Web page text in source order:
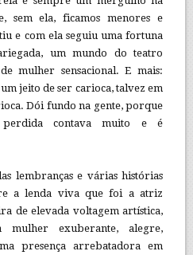
sem ela, ficamos menores e
e com ela seguiu uma fortuna
um mundo do teatro
mulher sensacional. E mais:
jeito de ser carioca, talvez em
Dói fundo na gente, porque
contava muito e é
lembranças e várias histórias
a lenda viva que foi a atriz
de elevada voltagem artística,
exuberante, alegre,
presença arrebatadora em